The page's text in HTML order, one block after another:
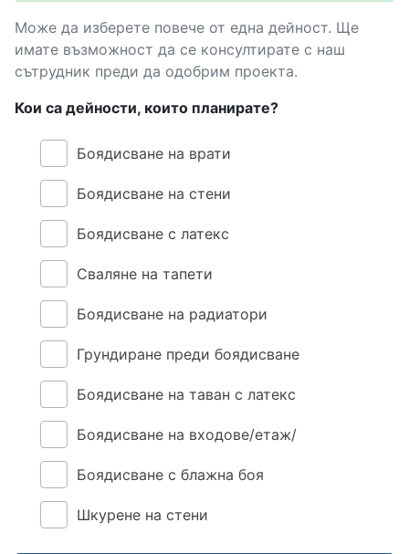
Може да изберете повече от една дейност. Ще
имате възможност да се консултирате с наш
сътрудник преди да одобрим проекта.
Кои са дейности, които планирате?
Боядисване на врати
Боядисване на стени
Боядисване с латекс
Сваляне на тапети
Боядисване на радиатори
Грундиране преди боядисване
Боядисване на таван с латекс
Боядисване на входове/етаж/
Боядисване с блажна боя
Шкурене на стени